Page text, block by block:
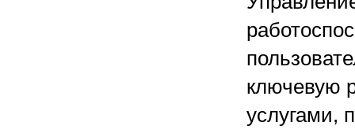
ключевую
услугами,